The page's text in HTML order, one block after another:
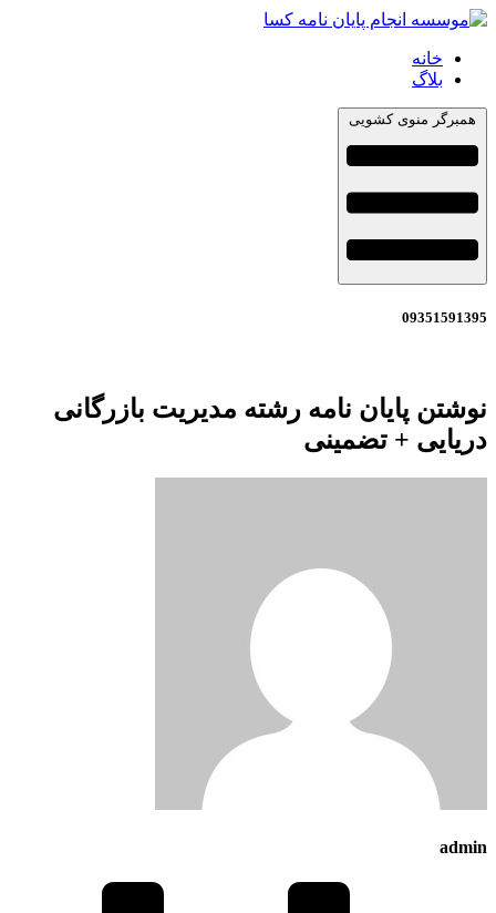
خانه
بلاگ
همبرگر منوی کشویی
09351591395
نوشتن پایان نامه رشته مدیریت بازرگانی
دریایی + تضمینی
admin